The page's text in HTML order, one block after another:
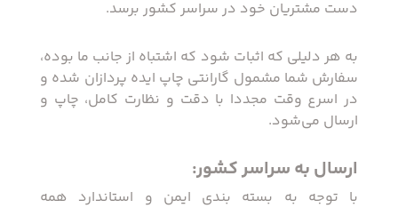
دست مشتریان خود در سراسر کشور برسد.
به هر دلیلی که اثبات شود که اشتباه از جانب ما بوده،
سفارش شما مشمول گارانتی چاپ ایده پردازان شده و
در اسرع وقت مجددا با دقت و نظارت کامل، چاپ و
ارسال می‌شود.
ارسال به سراسر کشور:
با توجه به بسته بندی ایمن و استاندارد همه